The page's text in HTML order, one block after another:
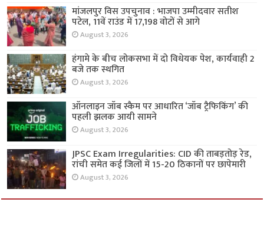
मांजलपुर विस उपचुनाव : भाजपा उम्मीदवार सतीश
पटेल, 11वें राउंड में 17,198 वोटों से आगे
August 3, 2026
हंगामे के बीच लोकसभा में दो विधेयक पेश, कार्यवाही 2
बजे तक स्थगित
August 3, 2026
ऑनलाइन जॉब स्कैम पर आधारित ‘जॉब ट्रैफिकिंग’ की
पहली झलक आयी सामने
August 3, 2026
JPSC Exam Irregularities: CID की ताबड़तोड़ रेड,
रांची समेत कई जिलों में 15-20 ठिकानों पर छापेमारी
August 3, 2026